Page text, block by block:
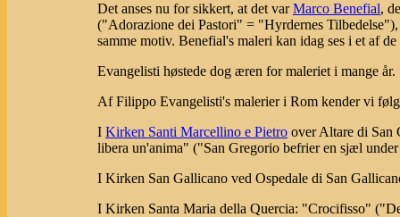
Det anses nu for sikkert, at det varMarco Benefial,
("Adorazione dei Pastori" = "Hyrdernes
samme motiv. Benefial's maleri kan idag ses i et af
Evangelisti høstede dog æren for maleriet i mange år.
Af Filippo Evangelisti's malerier i Rom kender vi
I Kirken Santi Marcellino e Pietro over Altare di San
libera un'anima" ("San Gregorio befrier en sjæl
I Kirken San Gallicano ved Ospedale di San
I Kirken Santa Maria della Quercia: "Crocifisso"